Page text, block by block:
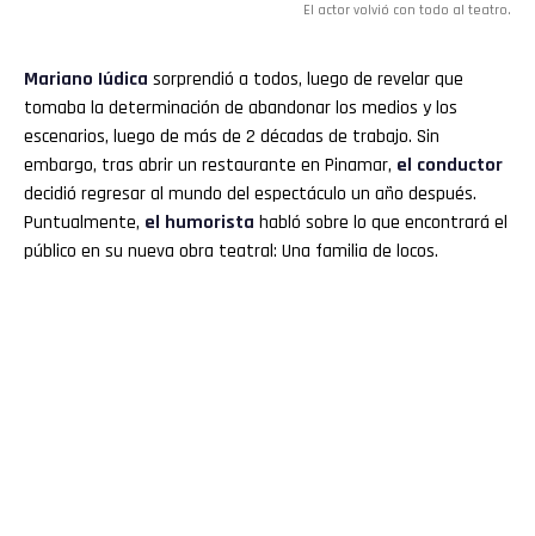
El actor volvió con todo al teatro.
Mariano Iúdica sorprendió a todos, luego de revelar que
tomaba la determinación de abandonar los medios y los
escenarios, luego de más de 2 décadas de trabajo. Sin
embargo, tras abrir un restaurante en Pinamar, el conductor
decidió regresar al mundo del espectáculo un año después.
Puntualmente, el humorista habló sobre lo que encontrará el
público en su nueva obra teatral: Una familia de locos.